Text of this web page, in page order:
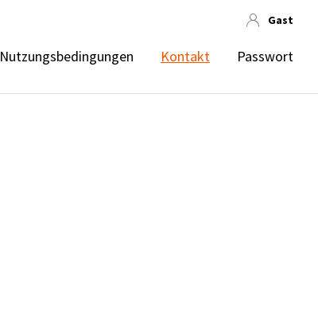
Gast
Nutzungsbedingungen Kontakt Passwort